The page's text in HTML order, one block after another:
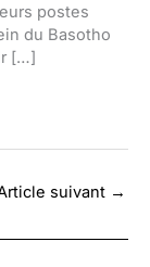
postes
du Basotho
[…]
suivant →